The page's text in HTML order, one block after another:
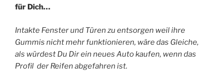
für Dich…
Intakte Fenster und Türen zu entsorgen weil ihre
Gummis nicht mehr funktionieren, wäre das Gleiche,
als würdest Du Dir ein neues Auto kaufen, wenn das
Profil der Reifen abgefahren ist.